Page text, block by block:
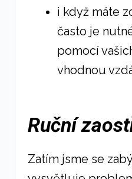
i když máte
často je
pomocí
vhodnou
Ruční
Zatím jsme se